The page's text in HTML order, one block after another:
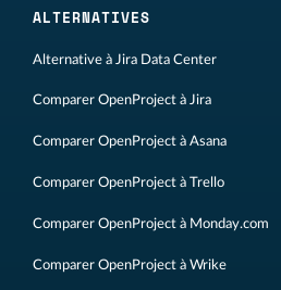
ALTERNATIVES
Alternative à Jira Data Center
Comparer OpenProject à Jira
Comparer OpenProject à Asana
Comparer OpenProject à Trello
Comparer OpenProject à Monday.com
Comparer OpenProject à Wrike